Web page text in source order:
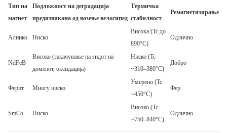
Тип на
магнет
Подложност на деградација
предизвикана од возење велосипед
Термичка
стабилност
Ремагнетизирање
Алнико Ниско
Висока (Tc до
890°C)
Одлично
NdFeB
Високо (закачување на ѕидот на
доменот, оксидација)
Ниско (Tc
~310–380°C)
Добро
Ферит Многу ниско
Умерено (Tc
~450°C)
Фер
SmCo Ниско
Високо (Tc
~750–840°C)
Одлично